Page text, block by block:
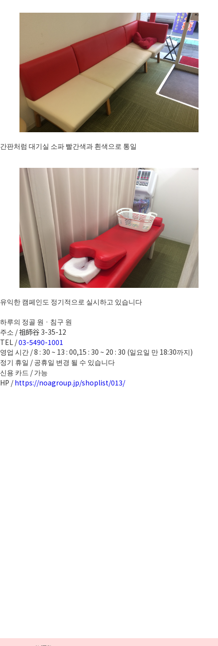
간판처럼 대기실 소파 빨간색과 흰색으로 통일
유익한 캠페인도 정기적으로 실시하고 있습니다
하루의 정골 원 · 침구 원
주소 / 祖師谷 3-35-12
TEL /03-5490-1001
영업 시간 / 8 : 30 ~ 13 : 00,15 : 30 ~ 20 : 30 (일요일 만 18:30까지)
정기 휴일 / 공휴일 변경 될 수 있습니다
신용 카드 / 가능
HP /https://noagroup.jp/shoplist/013/